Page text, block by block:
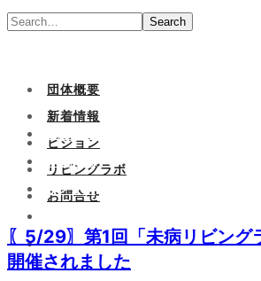
Search
団体概要
新着情報
ビジョン
リビングラボ
お問合せ
新着情報
ビジョン
お問合せ
〖5/29〗第1回「未病リビング
開催されました